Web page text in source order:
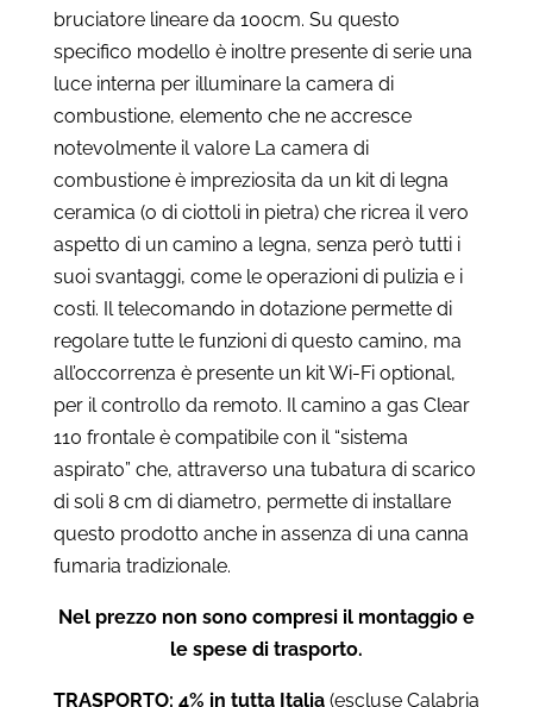
bruciatore lineare da 100cm. Su questo
specifico modello è inoltre presente di serie una
luce interna per illuminare la camera di
combustione, elemento che ne accresce
notevolmente il valore La camera di
combustione è impreziosita da un kit di legna
ceramica (o di ciottoli in pietra) che ricrea il vero
aspetto di un camino a legna, senza però tutti i
suoi svantaggi, come le operazioni di pulizia e i
costi. Il telecomando in dotazione permette di
regolare tutte le funzioni di questo camino, ma
all’occorrenza è presente un kit Wi-Fi optional,
per il controllo da remoto. Il camino a gas Clear
110 frontale è compatibile con il “sistema
aspirato” che, attraverso una tubatura di scarico
di soli 8 cm di diametro, permette di installare
questo prodotto anche in assenza di una canna
fumaria tradizionale.
Nel prezzo non sono compresi il montaggio e
le spese di trasporto.
TRASPORTO: 4% in tutta Italia (escluse Calabria